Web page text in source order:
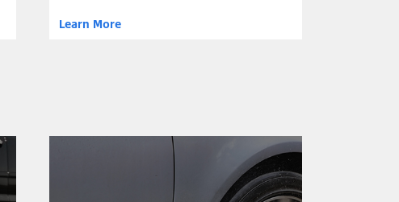
Learn More